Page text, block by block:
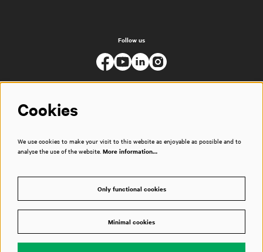
Follow us
Cookies
We use cookies to make your visit to this website as enjoyable as possible and to
analyse the use of the website. More information…
Only functional cookies
Minimal cookies